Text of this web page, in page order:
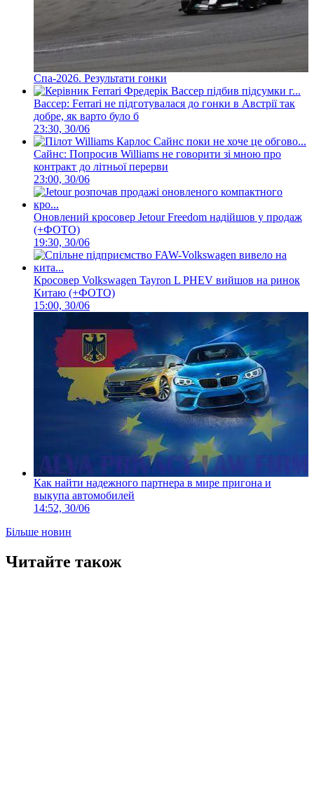
Спа-2026. Результати гонки
Вассер: Ferrari не підготувалася до гонки в Австрії так
добре, як варто було б
23:30, 30/06
Сайнс: Попросив Williams не говорити зі мною про
контракт до літньої перерви
23:00, 30/06
Оновлений кросовер Jetour Freedom надійшов у продаж
(+ФОТО)
19:30, 30/06
Кросовер Volkswagen Tayron L PHEV вийшов на ринок
Китаю (+ФОТО)
15:00, 30/06
Как найти надежного партнера в мире пригона и
выкупа автомобилей
14:52, 30/06
Більше новин
Читайте також